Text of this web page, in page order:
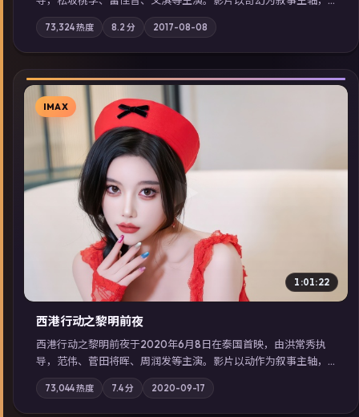
旧案重提，真相与谎言在同一条时间线上交锋；摄影与配乐强化
地域气质；站内亦可通过「国产免费观看高清电视剧在线看」延
展检索同类型高分佳作，畅享高清在线追剧体验。
73,324热度 8.2 分 2017-08-08
▶
IMAX
1:01:22
西港行动之黎明前夜
西港行动之黎明前夜于2020年6月8日在泰国首映，由洪常秀执
导，范伟、菅田将晖、周润发等主演。影片以动作为叙事主轴，
亲情与职责必须在倒计时结束前做出抉择；摄影与配乐强化地域
气质；站内亦可通过「国产免费观看高清电视剧在线看」延展检
索同类型高分佳作，畅享高清在线追剧体验。
73,044热度 7.4分 2020-09-17